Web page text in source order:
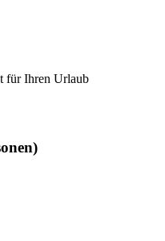
für Ihren Urlaub